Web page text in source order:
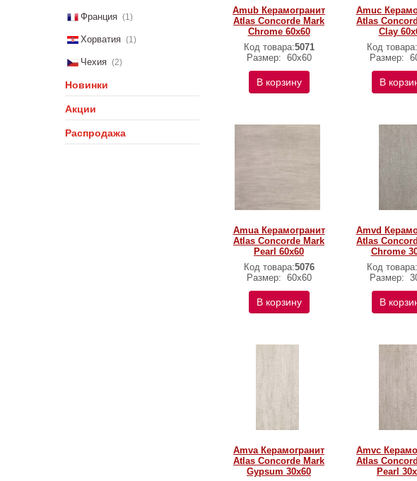
Франция (1)
Хорватия (1)
Чехия (2)
Новинки
Акции
Распродажа
Amub Керамогранит
Atlas Concorde Mark
Chrome 60x60
Код товара:5071
Размер: 60x60
В корзину
Amuc
Atlas
Clay
Код товара:
Размер:
В
Amua Керамогранит
Atlas Concorde Mark
Pearl 60x60
Код товара:5076
Размер: 60x60
В корзину
Amvd
Atlas
Chrome
Код товара:
Размер:
В
Amva Керамогранит
Atlas Concorde Mark
Gypsum 30x60
Amvc
Atlas
Pearl